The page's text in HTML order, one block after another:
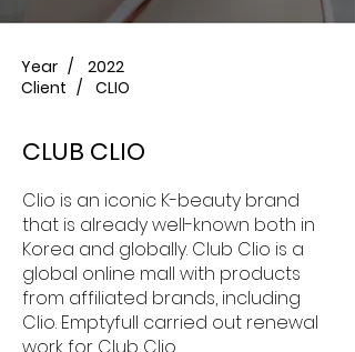
Year /
2022
Client / CLIO
CLUB CLIO
Clio is an iconic K-beauty brand
that is already well-known both in
Korea and globally. Club Clio is a
global online mall with products
from affiliated brands, including
Clio. Emptyfull carried out renewal